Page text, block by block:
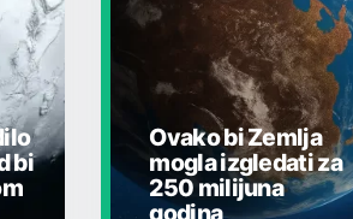
bi
Ovako bi Zemlja
mogla izgledati za
250 milijuna